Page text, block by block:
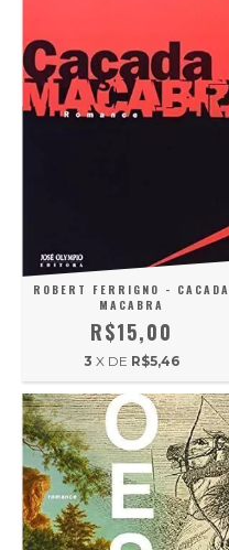
ROBERT FERRIGNO - CACADA
MACABRA
R$15,00
3 X DE R$5,46